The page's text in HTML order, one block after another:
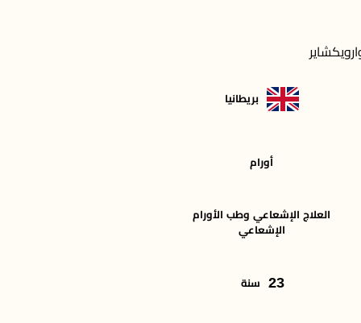
بريطانيا
أورام
العلاج الإشعاعي وطب الأورام
الإشعاعي
23 سنة